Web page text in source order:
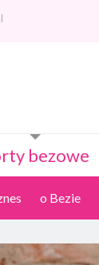
bezowe
o Bezie